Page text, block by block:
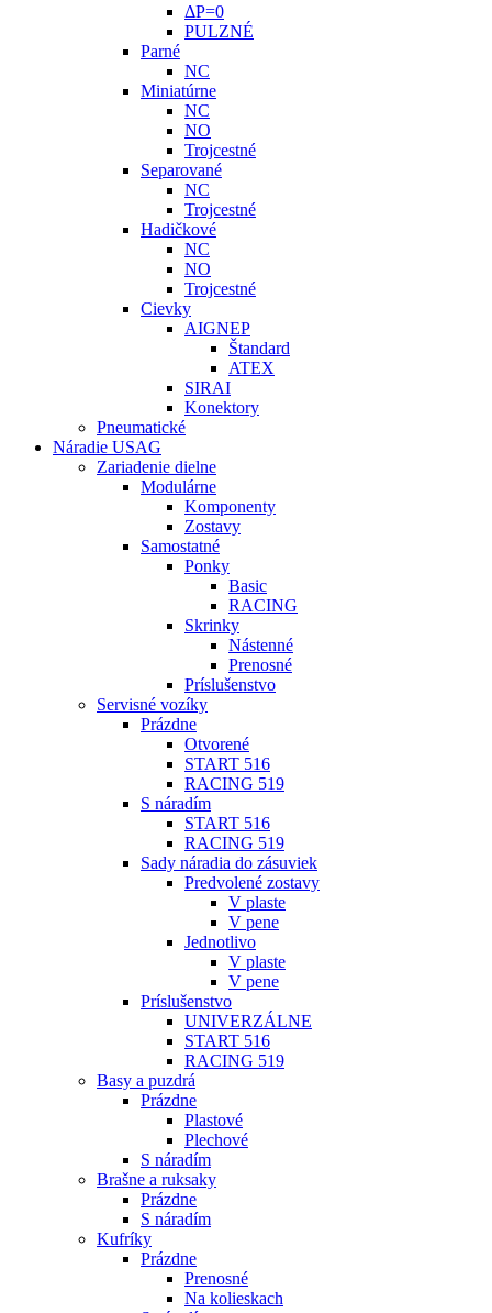
ΔP=0
PULZNÉ
Parné
NC
Miniatúrne
NC
NO
Trojcestné
Separované
NC
Trojcestné
Hadičkové
NC
NO
Trojcestné
Cievky
AIGNEP
Štandard
ATEX
SIRAI
Konektory
Pneumatické
Náradie USAG
Zariadenie dielne
Modulárne
Komponenty
Zostavy
Samostatné
Ponky
Basic
RACING
Skrinky
Nástenné
Prenosné
Príslušenstvo
Servisné vozíky
Prázdne
Otvorené
START 516
RACING 519
S náradím
START 516
RACING 519
Sady náradia do zásuviek
Predvolené zostavy
V plaste
V pene
Jednotlivo
V plaste
V pene
Príslušenstvo
UNIVERZÁLNE
START 516
RACING 519
Basy a puzdrá
Prázdne
Plastové
Plechové
S náradím
Brašne a ruksaky
Prázdne
S náradím
Kufríky
Prázdne
Prenosné
Na kolieskach